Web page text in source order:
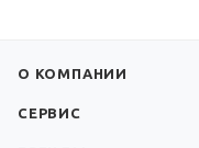
О КОМПАНИИ
СЕРВИС